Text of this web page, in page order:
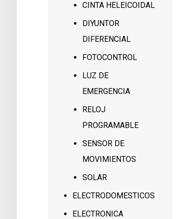
CINTA HELEICOIDAL
DIYUNTOR
DIFERENCIAL
FOTOCONTROL
LUZ DE
EMERGENCIA
RELOJ
PROGRAMABLE
SENSOR DE
MOVIMIENTOS
SOLAR
ELECTRODOMESTICOS
ELECTRONICA